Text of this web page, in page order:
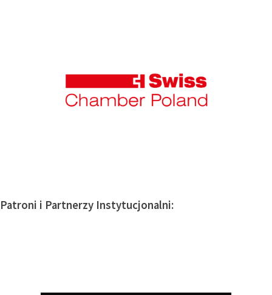
Patroni i Partnerzy Instytucjonalni: